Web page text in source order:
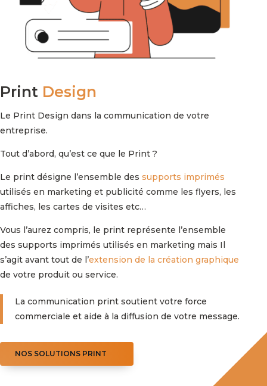
Print Design
Le Print Design dans la communication de votre
entreprise.
Tout d’abord, qu’est ce que le Print ?
Le print désigne l’ensemble des supports imprimés
utilisés en marketing et publicité comme les flyers, les
affiches, les cartes de visites etc…
Vous l’aurez compris, le print représente l’ensemble
des supports imprimés utilisés en marketing mais Il
s’agit avant tout de l’extension de la création graphique
de votre produit ou service.
La communication print soutient votre force
commerciale et aide à la diffusion de votre message.
NOS SOLUTIONS PRINT